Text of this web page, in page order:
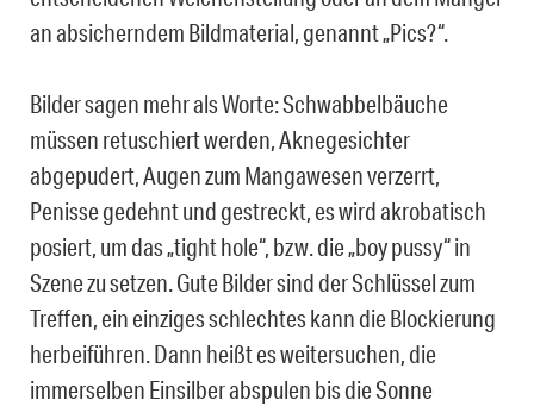
an absicherndem Bildmaterial, genannt „Pics?“.
Bilder sagen mehr als Worte: Schwabbelbäuche
müssen retuschiert werden, Aknegesichter
abgepudert, Augen zum Mangawesen verzerrt,
Penisse gedehnt und gestreckt, es wird akrobatisch
posiert, um das „tight hole“, bzw. die „boy pussy“ in
Szene zu setzen. Gute Bilder sind der Schlüssel zum
Treffen, ein einziges schlechtes kann die Blockierung
herbeiführen. Dann heißt es weitersuchen, die
immerselben Einsilber abspulen bis die Sonne